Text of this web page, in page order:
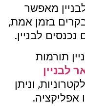
מאפשר
בזמן אמת,
לבניין.
תורמות
לבניין
וניתן
אפליקציה.